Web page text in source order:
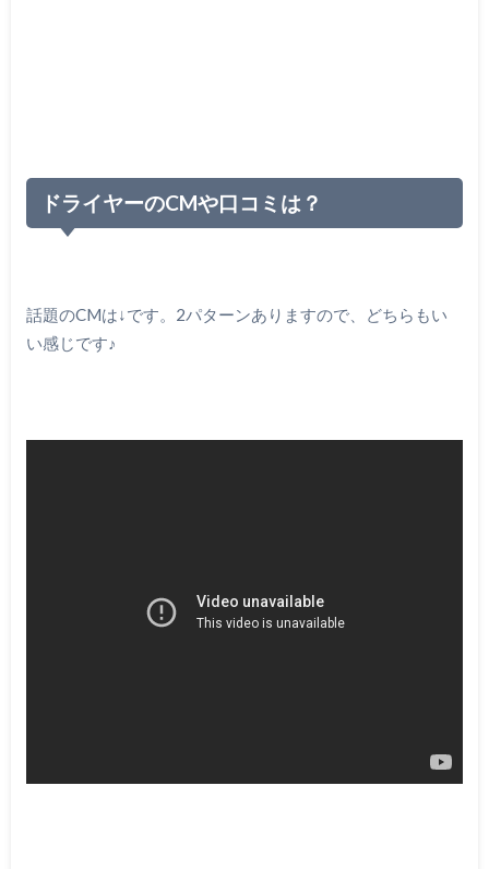
ドライヤーのCMや口コミは？
話題のCMは↓です。2パターンありますので、どちらもい
い感じです♪